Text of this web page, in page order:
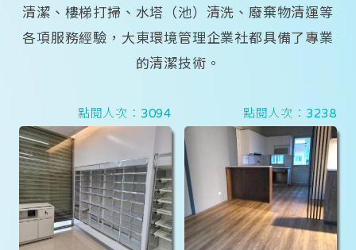
清潔、樓梯打掃、水塔（池）清洗、廢棄物清運等
各項服務經驗，大東環境管理企業社都具備了專業
的清潔技術。
點閱人次：3094 點閱人次：3238